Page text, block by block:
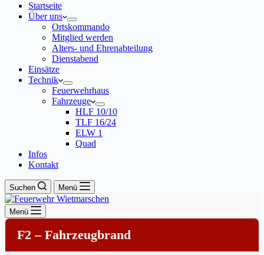
Startseite
Über uns
Ortskommando
Mitglied werden
Alters- und Ehrenabteilung
Dienstabend
Einsätze
Technik
Feuerwehrhaus
Fahrzeuge
HLF 10/10
TLF 16/24
ELW 1
Quad
Infos
Kontakt
Suchen Menü
Menü
F2 – Fahrzeugbrand